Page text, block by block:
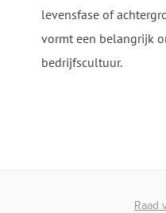
levensfase of
vormt een belangrijk
bedrijfscultuur.
Raad